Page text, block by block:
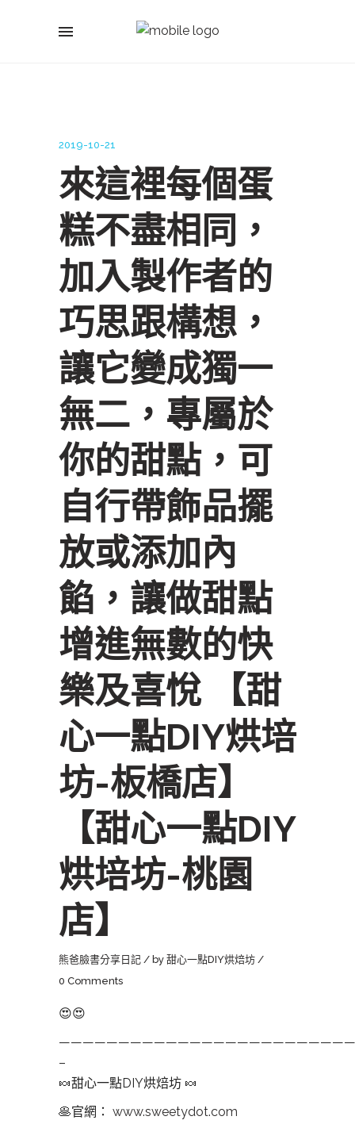
2019-10-21
來這裡每個蛋
糕不盡相同，
加入製作者的
巧思跟構想，
讓它變成獨一
無二，專屬於
你的甜點，可
自行帶飾品擺
放或添加內
餡，讓做甜點
增進無數的快
樂及喜悅 【甜
心一點DIY烘培
坊-板橋店】
【甜心一點DIY
烘培坊-桃園
店】
熊爸臉書分享日記 by 甜心一點DIY烘焙坊
0 Comments
😍😍
—————————————————————————
–
🍬甜心一點DIY烘焙坊 🍬
🥞官網： www.sweetydot.com